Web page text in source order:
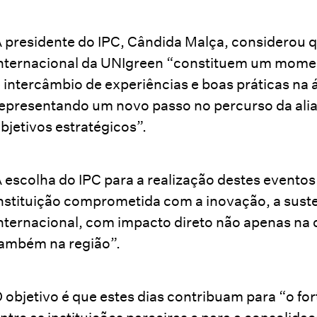
presidente do IPC, Cândida Malça, considerou
da UNIgreen “constituem um
intercâmbio de experiências e boas práticas na
um novo passo no percurso da
estratégicos”.
escolha do IPC para a realização destes
comprometida com a inovação, a
com impacto direto não apenas na
na região”.
objetivo é que estes dias contribuam para “o